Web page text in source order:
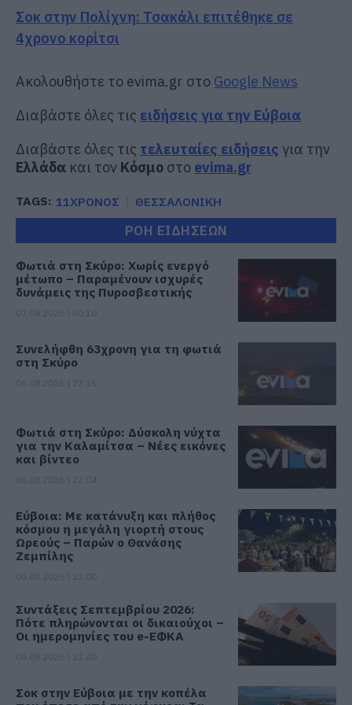
Σοκ στην Πολίχνη: Τσακάλι επιτέθηκε σε
4χρονο κορίτσι
Ακολουθήστε το evima.gr στο Google News
Διαβάστε όλες τις ειδήσεις για την Εύβοια
Διαβάστε όλες τις τελευταίες ειδήσεις για την
Ελλάδα και τον Κόσμο στο evima.gr
TAGS: 11ΧΡΟΝΟΣ ΘΕΣΣΑΛΟΝΙΚΗ
ΡΟΗ ΕΙΔΗΣΕΩΝ
Φωτιά στη Σκύρο: Χωρίς ενεργό
μέτωπο – Παραμένουν ισχυρές
δυνάμεις της Πυροσβεστικής
Συνελήφθη 63χρονη για τη φωτιά
στη Σκύρο
Φωτιά στη Σκύρο: Δύσκολη νύχτα
για την Καλαμίτσα – Νέες εικόνες
και βίντεο
Εύβοια: Με κατάνυξη και πλήθος
κόσμου η μεγάλη γιορτή στους
Ωρεούς – Παρών ο Θανάσης
Ζεμπίλης
Συντάξεις Σεπτεμβρίου 2026:
Πότε πληρώνονται οι δικαιούχοι –
Οι ημερομηνίες του e-ΕΦΚΑ
Σοκ στην Εύβοια με την κοπέλα